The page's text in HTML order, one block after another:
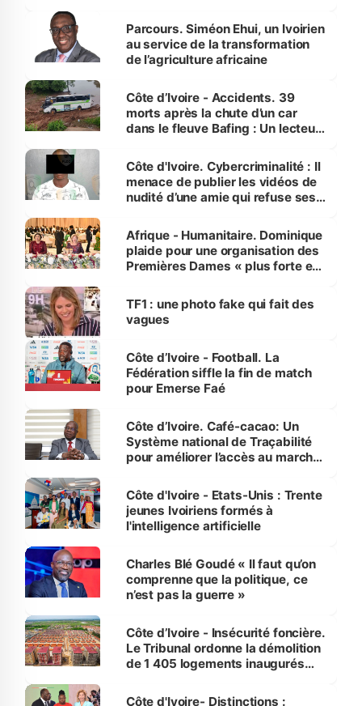
Parcours. Siméon Ehui, un Ivoirien
au service de la transformation
de l’agriculture africaine
Côte d’Ivoire - Accidents. 39
morts après la chute d’un car
dans le fleuve Bafing : Un lecteur
des Transports
Côte d'Ivoire. Cybercriminalité : Il
menace de publier les vidéos de
nudité d’une amie qui refuse ses
Afrique - Humanitaire. Dominique
plaide pour une organisation des
Premières Dames « plus forte et
sur la scène internationale »
TF1 : une photo fake qui fait des
vagues
Côte d’Ivoire - Football. La
Fédération siffle la fin de match
pour Emerse Faé
Côte d’Ivoire. Café-cacao: Un
Système national de Traçabilité
pour améliorer l’accès au marché
Côte d'Ivoire - Etats-Unis : Trente
jeunes Ivoiriens formés à
l'intelligence artificielle
Charles Blé Goudé « Il faut qu’on
comprenne que la politique, ce
n’est pas la guerre »
Côte d’Ivoire - Insécurité foncière.
Le Tribunal ordonne la démolition
de 1 405 logements inaugurés
Bassam
Côte d'Ivoire- Distinctions :